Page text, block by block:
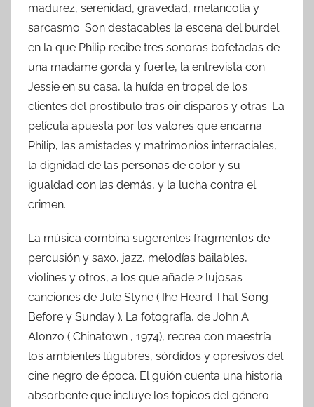
madurez, serenidad, gravedad, melancolía y
sarcasmo. Son destacables la escena del burdel
en la que Philip recibe tres sonoras bofetadas de
una madame gorda y fuerte, la entrevista con
Jessie en su casa, la huída en tropel de los
clientes del prostíbulo tras oir disparos y otras. La
película apuesta por los valores que encarna
Philip, las amistades y matrimonios interraciales,
la dignidad de las personas de color y su
igualdad con las demás, y la lucha contra el
crimen.
La música combina sugerentes fragmentos de
percusión y saxo, jazz, melodías bailables,
violines y otros, a los que añade 2 lujosas
canciones de Jule Styne ( Ihe Heard That Song
Before y Sunday ). La fotografía, de John A.
Alonzo ( Chinatown , 1974), recrea con maestría
los ambientes lúgubres, sórdidos y opresivos del
cine negro de época. El guión cuenta una historia
absorbente que incluye los tópicos del género